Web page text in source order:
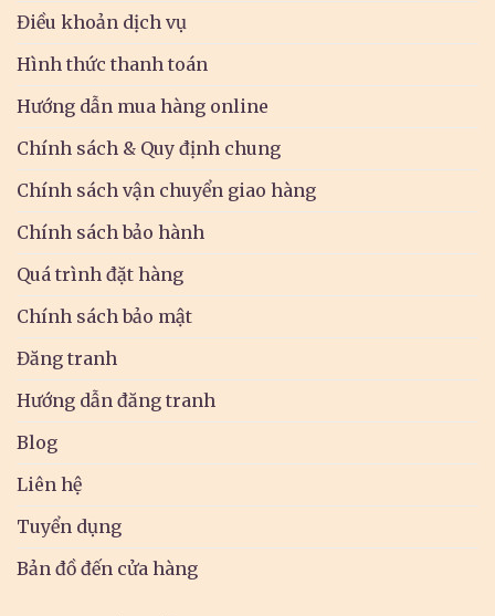
Điều khoản dịch vụ
Hình thức thanh toán
Hướng dẫn mua hàng online
Chính sách & Quy định chung
Chính sách vận chuyển giao hàng
Chính sách bảo hành
Quá trình đặt hàng
Chính sách bảo mật
Đăng tranh
Hướng dẫn đăng tranh
Blog
Liên hệ
Tuyển dụng
Bản đồ đến cửa hàng